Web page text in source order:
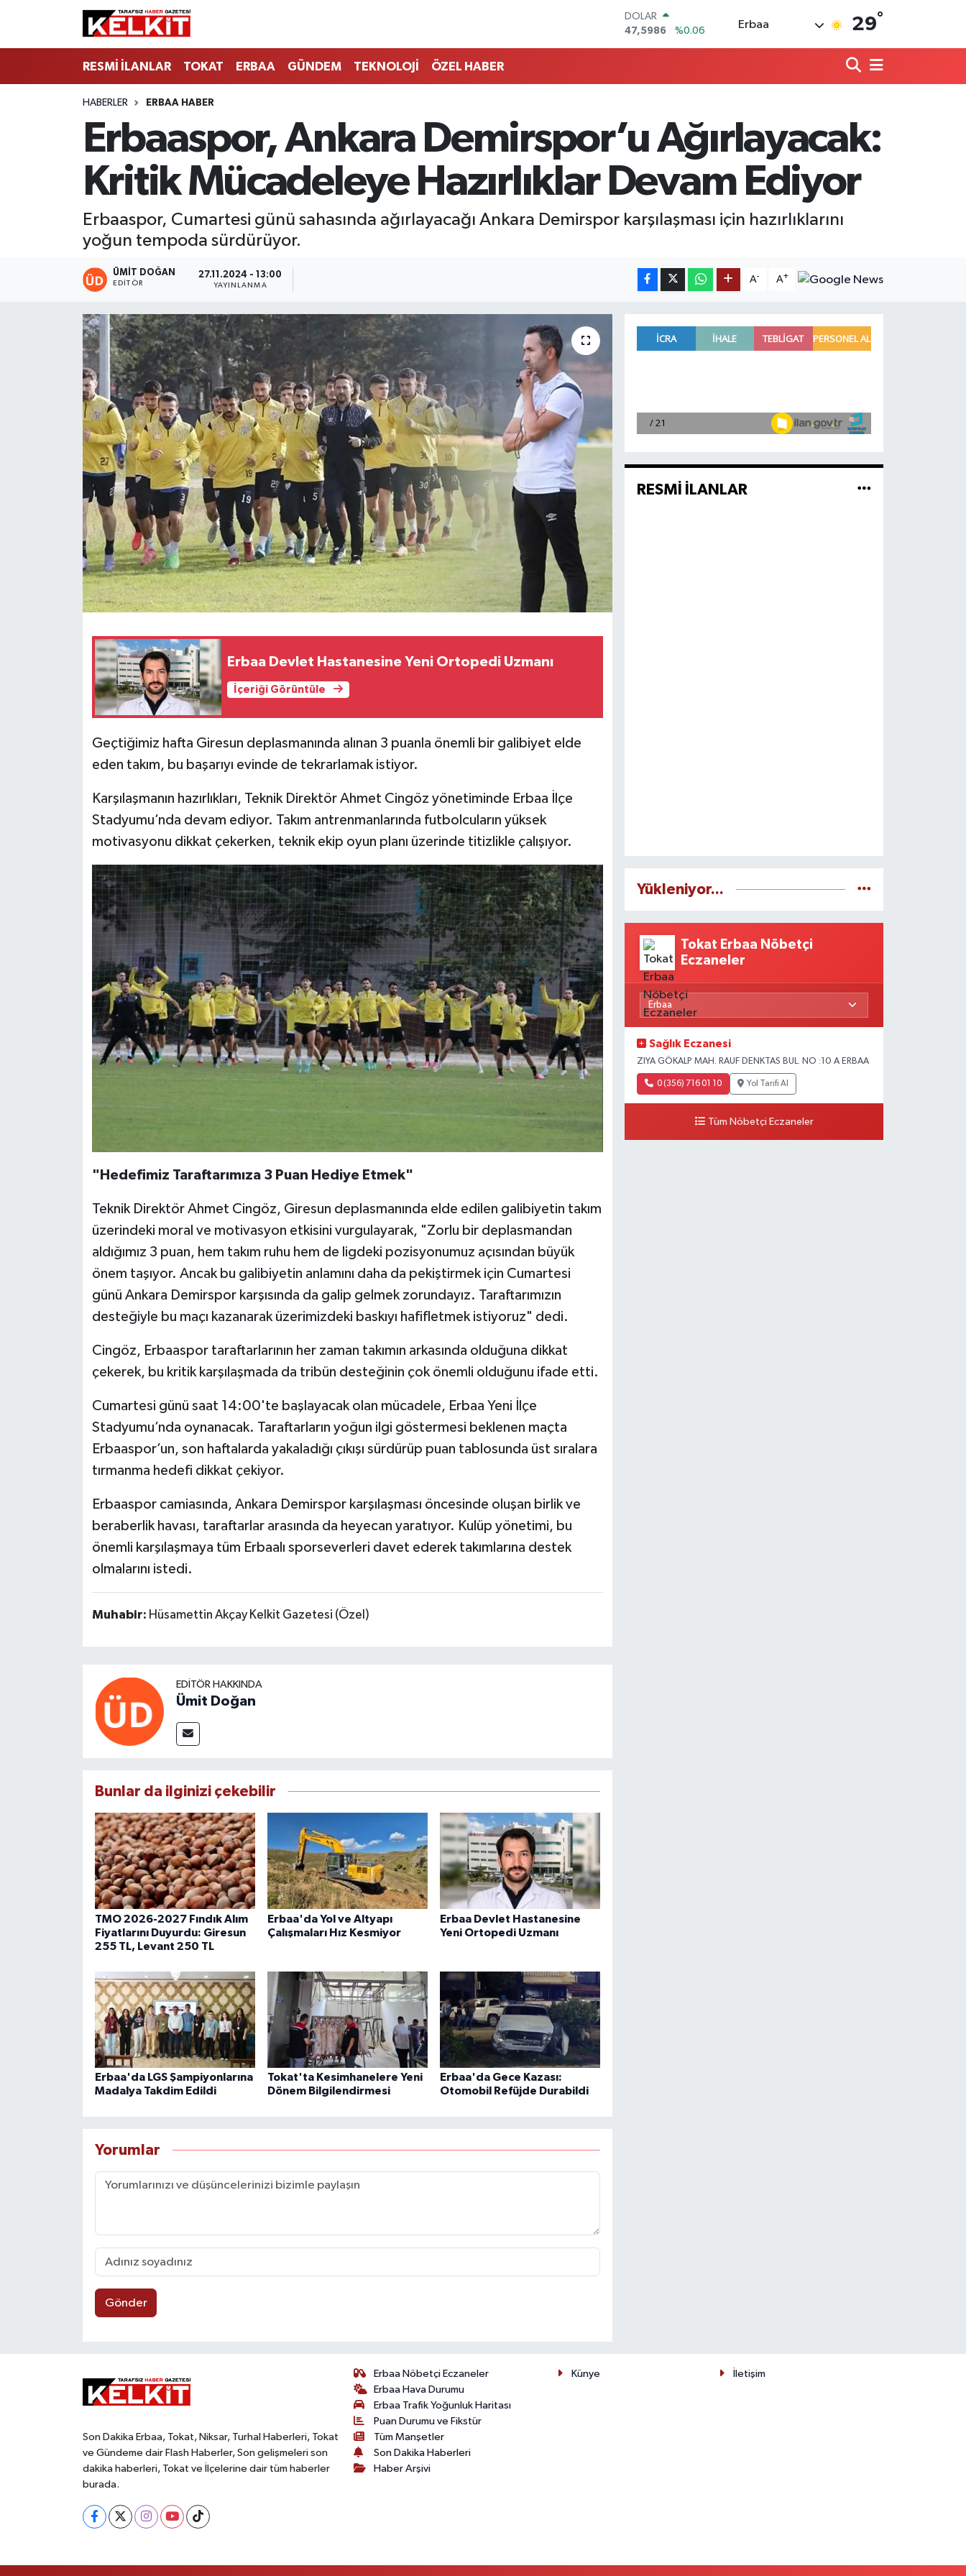
DOLAR
47,5986
%0.06
BİST100
13.768
%48
64.602,05
%0.69
Erbaa 29°
RESMİ İLANLAR TOKAT ERBAA GÜNDEM TEKNOLOJİ ÖZEL HABER
HABERLER ERBAA HABER
Erbaaspor, Ankara Demirspor’u Ağırlayacak:
Kritik Mücadeleye Hazırlıklar Devam Ediyor
Erbaaspor, Cumartesi günü sahasında ağırlayacağı Ankara Demirspor karşılaşması için hazırlıklarını
yoğun tempoda sürdürüyor.
ÜMIT DOĞAN
EDITÖR
27.11.2024 - 13:00
YAYINLANMA
A- A+
Erbaa Devlet Hastanesine Yeni Ortopedi Uzmanı
İçeriği Görüntüle
Geçtiğimiz hafta Giresun deplasmanında alınan 3 puanla önemli bir galibiyet elde
eden takım, bu başarıyı evinde de tekrarlamak istiyor.
Karşılaşmanın hazırlıkları, Teknik Direktör Ahmet Cingöz yönetiminde Erbaa İlçe
Stadyumu’nda devam ediyor. Takım antrenmanlarında futbolcuların yüksek
motivasyonu dikkat çekerken, teknik ekip oyun planı üzerinde titizlikle çalışıyor.
"Hedefimiz Taraftarımıza 3 Puan Hediye Etmek"
Teknik Direktör Ahmet Cingöz, Giresun deplasmanında elde edilen galibiyetin takım
üzerindeki moral ve motivasyon etkisini vurgulayarak, "Zorlu bir deplasmandan
aldığımız 3 puan, hem takım ruhu hem de ligdeki pozisyonumuz açısından büyük
önem taşıyor. Ancak bu galibiyetin anlamını daha da pekiştirmek için Cumartesi
günü Ankara Demirspor karşısında da galip gelmek zorundayız. Taraftarımızın
desteğiyle bu maçı kazanarak üzerimizdeki baskıyı hafifletmek istiyoruz" dedi.
Cingöz, Erbaaspor taraftarlarının her zaman takımın arkasında olduğuna dikkat
çekerek, bu kritik karşılaşmada da tribün desteğinin çok önemli olduğunu ifade etti.
Cumartesi günü saat 14:00'te başlayacak olan mücadele, Erbaa Yeni İlçe
Stadyumu’nda oynanacak. Taraftarların yoğun ilgi göstermesi beklenen maçta
Erbaaspor’un, son haftalarda yakaladığı çıkışı sürdürüp puan tablosunda üst sıralara
tırmanma hedefi dikkat çekiyor.
Erbaaspor camiasında, Ankara Demirspor karşılaşması öncesinde oluşan birlik ve
beraberlik havası, taraftarlar arasında da heyecan yaratıyor. Kulüp yönetimi, bu
önemli karşılaşmaya tüm Erbaalı sporseverleri davet ederek takımlarına destek
olmalarını istedi.
Muhabir: Hüsamettin Akçay Kelkit Gazetesi (Özel)
EDITÖR HAKKINDA
Ümit Doğan
Bunlar da ilginizi çekebilir
TMO 2026-2027 Fındık Alım
Fiyatlarını Duyurdu: Giresun
255 TL, Levant 250 TL
Erbaa'da Yol ve Altyapı
Çalışmaları Hız Kesmiyor
Erbaa Devlet Hastanesine
Yeni Ortopedi Uzmanı
Erbaa'da LGS Şampiyonlarına
Madalya Takdim Edildi
Tokat'ta Kesimhanelere Yeni
Dönem Bilgilendirmesi
Erbaa'da Gece Kazası:
Otomobil Refüjde Durabildi
Yorumlar
Gönder
RESMİ İLANLAR
Yükleniyor...
Tokat Erbaa Nöbetçi
Eczaneler
Sağlık Eczanesi
ZIYA GÖKALP MAH. RAUF DENKTAS BUL. NO :10 A ERBAA
0 (356) 716 01 10 Yol Tarifi Al
Tüm Nöbetçi Eczaneler
Son Dakika Erbaa, Tokat, Niksar, Turhal Haberleri, Tokat
ve Gündeme dair Flash Haberler, Son gelişmeleri son
dakika haberleri, Tokat ve İlçelerine dair tüm haberler
burada.
Erbaa Nöbetçi Eczaneler
Erbaa Hava Durumu
Erbaa Trafik Yoğunluk Haritası
Puan Durumu ve Fikstür
Tüm Manşetler
Son Dakika Haberleri
Haber Arşivi
Künye İletişim